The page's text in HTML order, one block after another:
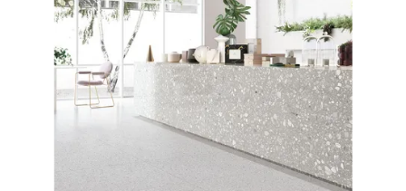
DATENSCHUTZRICHTLINIE